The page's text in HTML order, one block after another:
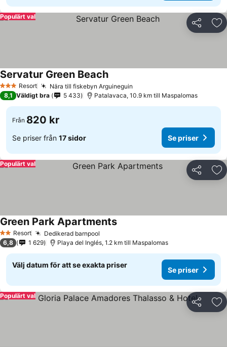
Dela
Populärt val
3 StjärnorResort Nära till fiskebyn Arguineguin
Servatur Green Beach
8,1 Väldigt bra 5 433 Patalavaca, 10.9 km till Maspalomas
Från 820 kr
Se priser från 17 sidor Se priser
Dela
Populärt val
2 Stjärnor
Resort Dedikerad barnpool
Green Park Apartments
6,8 1 629 Playa del Inglés, 1.2 km till Maspalomas
Välj datum för att se exakta priser
Se priser
Dela
Populärt val